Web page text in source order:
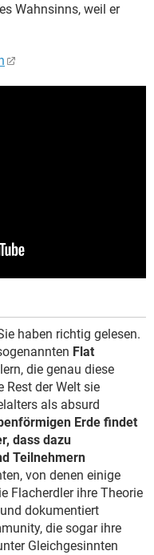
Wahnsinns, weil er
haben richtig gelesen.
Flat
die genau diese
Rest der Welt sie
als absurd
Erde findet
dass dazu
Teilnehmern
von denen einige
Flacherdler ihre Theorie
dokumentiert
die sogar ihre
Gleichgesinnten